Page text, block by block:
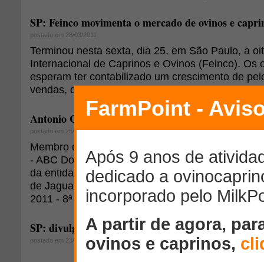
SP: Feinco movimenta o mercado de ovinos e
postado em 28/03/2011
Terminou nesta sexta, dia 25, em São Paulo, a
Internacional de Caprinos e Ovinos (Feinco). Os
esperam ter contabilizado um crescimento de
vendas, devido ao bom momento da atividade.
Antonio Castilho será o novo presidente da ABC
postado em 25/03/2011
Membro da diretoria da Associação Brasileira
- ABC Dorper, desde de 2004, Antônio Castilho
da entidade, assumindo a gestão do criador
de Jaguariúna (SP). A posse oficial ocorrerá
2011 - 8ª Feira Internacional de Caprinos e
SP: divulgado jurados da Feira Internacional de
postado em 23/02/2011